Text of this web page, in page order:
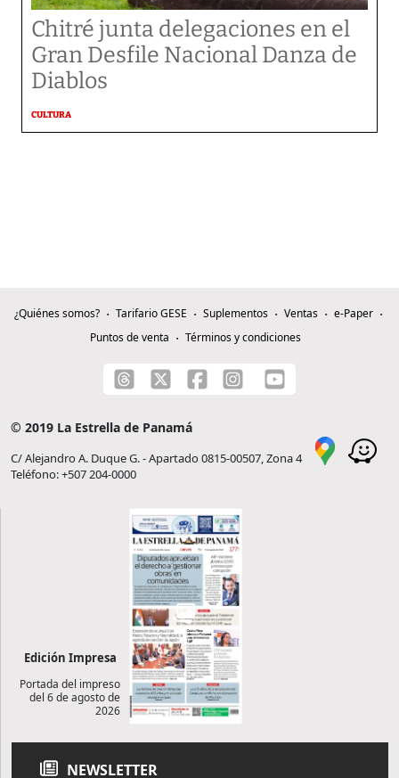
Chitré junta delegaciones en el
Gran Desfile Nacional Danza de
Diablos
CULTURA
¿Quiénes somos? Tarifario GESE Suplementos Ventas
e-Paper
Puntos de venta
Términos y condiciones
© 2019 La Estrella de Panamá
C/ Alejandro A. Duque G. - Apartado 0815-00507, Zona 4
Teléfono: +507 204-0000
Edición Impresa
Portada del impreso
del 6 de agosto de
2026
NEWSLETTER